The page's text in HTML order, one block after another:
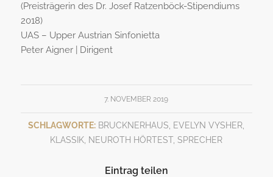
(Preisträgerin des Dr. Josef Ratzenböck-Stipendiums
2018)
UAS – Upper Austrian Sinfonietta
Peter Aigner | Dirigent
7. NOVEMBER 2019
SCHLAGWORTE: BRUCKNERHAUS EVELYN VYSHER
KLASSIK NEUROTH HÖRTEST,SPRECHER
Eintrag teilen